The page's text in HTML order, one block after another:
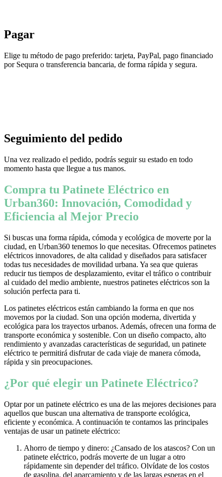
Pagar
Elige tu método de pago preferido: tarjeta, PayPal, pago financiado
por Sequra o transferencia bancaria, de forma rápida y segura.
Seguimiento del pedido
Una vez realizado el pedido, podrás seguir su estado en todo
momento hasta que llegue a tus manos.
Compra tu Patinete Eléctrico en
Urban360: Innovación, Comodidad y
Eficiencia al Mejor Precio
Si buscas una forma rápida, cómoda y ecológica de moverte por la
ciudad, en Urban360 tenemos lo que necesitas. Ofrecemos patinetes
eléctricos innovadores, de alta calidad y diseñados para satisfacer
todas tus necesidades de movilidad urbana. Ya sea que quieras
reducir tus tiempos de desplazamiento, evitar el tráfico o contribuir
al cuidado del medio ambiente, nuestros patinetes eléctricos son la
solución perfecta para ti.
Los patinetes eléctricos están cambiando la forma en que nos
movemos por la ciudad. Son una opción moderna, divertida y
ecológica para los trayectos urbanos. Además, ofrecen una forma de
transporte económica y sostenible. Con un diseño compacto, alto
rendimiento y avanzadas características de seguridad, un patinete
eléctrico te permitirá disfrutar de cada viaje de manera cómoda,
rápida y sin preocupaciones.
¿Por qué elegir un Patinete Eléctrico?
Optar por un patinete eléctrico es una de las mejores decisiones para
aquellos que buscan una alternativa de transporte ecológica,
eficiente y económica. A continuación te contamos las principales
ventajas de usar un patinete eléctrico:
Ahorro de tiempo y dinero: ¿Cansado de los atascos? Con un
patinete eléctrico, podrás moverte de un lugar a otro
rápidamente sin depender del tráfico. Olvídate de los costos
de gasolina, del aparcamiento y de las largas esperas en el